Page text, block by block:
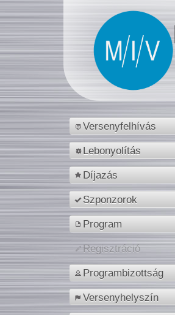
Versenyfelhívás
Lebonyolítás
Díjazás
Szponzorok
Program
Regisztráció
Programbizottság
Versenyhelyszín